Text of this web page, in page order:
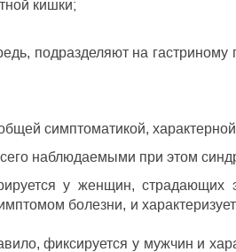
кишки;
подразделяют на
симптоматикой,
наблюдаемыми при этом
у женщин, страдающих
болезни, и
фиксируется у мужчин и